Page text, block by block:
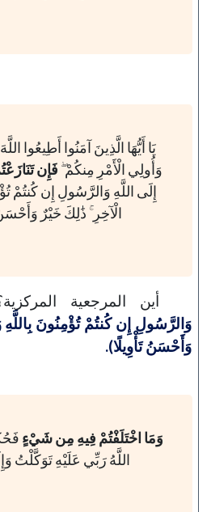
يَا أَيُّهَا الَّذِينَ آمَنُوا أَطِيعُوا
وَأُولِي الْأَمْرِ مِنكُمْ ۖ فَإِن
إِلَى اللَّهِ وَالرَّسُولِ إِن كُنتُمْ
الْآخِرِ ۚ ذَٰلِكَ خَيْرٌ وَأَحْسَنُ
أين المرجعية
وَالرَّسُولِ إِن كُنتُمْ تُؤْمِنُونَ بِاللَّهِ
وَأَحْسَنُ تَأْوِيلًا).
وَمَا اخْتَلَفْتُمْ فِيهِ مِن شَيْءٍ
اللَّهُ رَبِّي عَلَيْهِ تَوَكَّلْتُ